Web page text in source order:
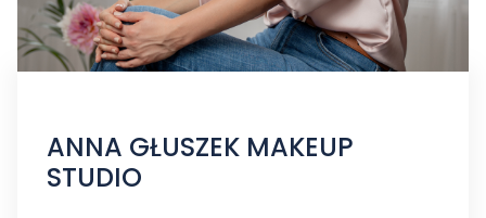
ANNA GŁUSZEK MAKEUP
STUDIO